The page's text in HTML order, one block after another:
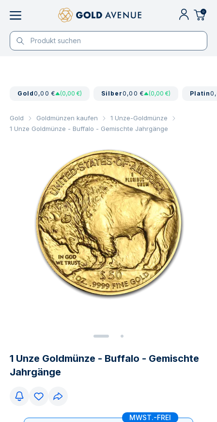
0
Gold0,00 € (0,00 €) Silber0,00 € (0,00 €) Platin
Gold Goldmünzen kaufen
1 Unze-Goldmünze
1 Unze Goldmünze - Buffalo - Gemischte Jahrgänge
1 Unze Goldmünze - Buffalo - Gemischte
Jahrgänge
MWST.-FREI